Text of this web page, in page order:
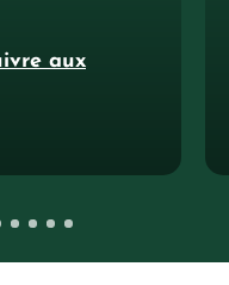
aux